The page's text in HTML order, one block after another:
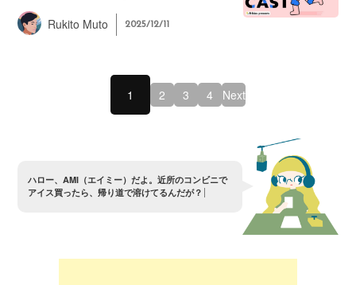
Rukito Muto 2025/12/11
1 2 3 4 Next
ハロー、 AMI（エイ ミ ー） だよ 。 近所のコンビニで
アイス買った ら、 帰り道で溶けてるんだが？